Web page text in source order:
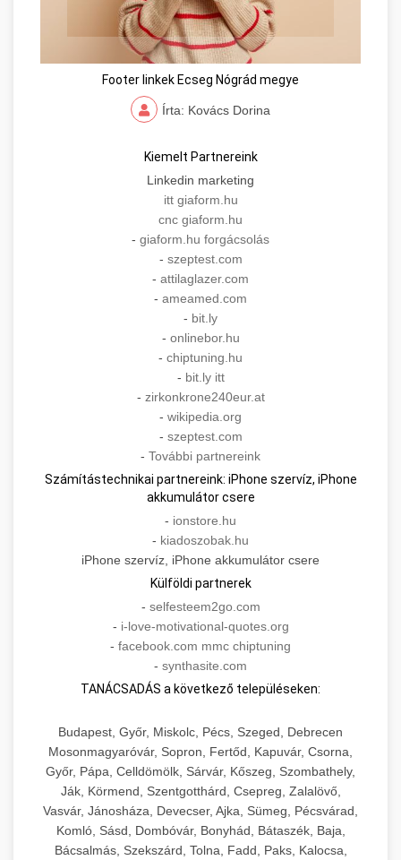
Footer linkek Ecseg Nógrád megye
Írta: Kovács Dorina
Kiemelt Partnereink
Linkedin marketing
itt giaform.hu
cnc giaform.hu
- giaform.hu forgácsolás
- szeptest.com
- attilaglazer.com
- ameamed.com
- bit.ly
- onlinebor.hu
- chiptuning.hu
- bit.ly itt
- zirkonkrone240eur.at
- wikipedia.org
- szeptest.com
- További partnereink
Számítástechnikai partnereink: iPhone szervíz, iPhone
akkumulátor csere
- ionstore.hu
- kiadoszobak.hu
iPhone szervíz, iPhone akkumulátor csere
Külföldi partnerek
- selfesteem2go.com
- i-love-motivational-quotes.org
- facebook.com mmc chiptuning
- synthasite.com
TANÁCSADÁS a következő településeken:
Budapest, Győr, Miskolc, Pécs, Szeged, Debrecen
Mosonmagyaróvár, Sopron, Fertőd, Kapuvár, Csorna,
Győr, Pápa, Celldömölk, Sárvár, Kőszeg, Szombathely,
Ják, Körmend, Szentgotthárd, Csepreg, Zalalövő,
Vasvár, Jánosháza, Devecser, Ajka, Sümeg, Pécsvárad,
Komló, Sásd, Dombóvár, Bonyhád, Bátaszék, Baja,
Bácsalmás, Szekszárd, Tolna, Fadd, Paks, Kalocsa,